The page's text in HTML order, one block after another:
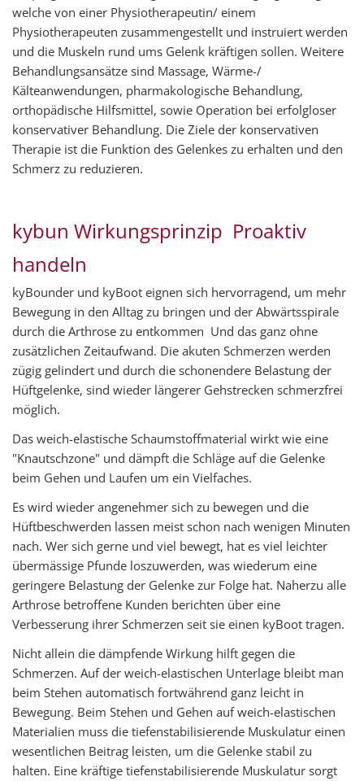
welche von einer Physiotherapeutin/ einem
Physiotherapeuten zusammengestellt und instruiert werden
und die Muskeln rund ums Gelenk kräftigen sollen. Weitere
Behandlungsansätze sind Massage, Wärme-/
Kälteanwendungen, pharmakologische Behandlung,
orthopädische Hilfsmittel, sowie Operation bei erfolgloser
konservativer Behandlung. Die Ziele der konservativen
Therapie ist die Funktion des Gelenkes zu erhalten und den
Schmerz zu reduzieren.
kybun Wirkungsprinzip  Proaktiv
handeln
kyBounder und kyBoot eignen sich hervorragend, um mehr
Bewegung in den Alltag zu bringen und der Abwärtsspirale
durch die Arthrose zu entkommen  Und das ganz ohne
zusätzlichen Zeitaufwand. Die akuten Schmerzen werden
zügig gelindert und durch die schonendere Belastung der
Hüftgelenke, sind wieder längerer Gehstrecken schmerzfrei
möglich.
Das weich-elastische Schaumstoffmaterial wirkt wie eine
"Knautschzone" und dämpft die Schläge auf die Gelenke
beim Gehen und Laufen um ein Vielfaches.
Es wird wieder angenehmer sich zu bewegen und die
Hüftbeschwerden lassen meist schon nach wenigen Minuten
nach. Wer sich gerne und viel bewegt, hat es viel leichter
übermässige Pfunde loszuwerden, was wiederum eine
geringere Belastung der Gelenke zur Folge hat. Naherzu alle
Arthrose betroffene Kunden berichten über eine
Verbesserung ihrer Schmerzen seit sie einen kyBoot tragen.
Nicht allein die dämpfende Wirkung hilft gegen die
Schmerzen. Auf der weich-elastischen Unterlage bleibt man
beim Stehen automatisch fortwährend ganz leicht in
Bewegung. Beim Stehen und Gehen auf weich-elastischen
Materialien muss die tiefenstabilisierende Muskulatur einen
wesentlichen Beitrag leisten, um die Gelenke stabil zu
halten. Eine kräftige tiefenstabilisierende Muskulatur sorgt